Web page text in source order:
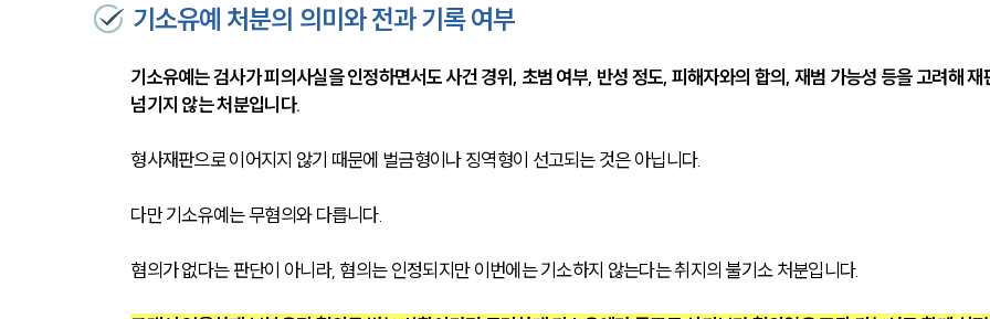
기소유예 처분의 의미와 전과 기록 여부
기소유예는 검사가 피의사실을 인정하면서도 사건 경위, 초범 여부, 반성 정도, 피해자와의 합의, 재범 가능성 등을 고려해 재
넘기지 않는 처분입니다.
형사재판으로 이어지지 않기 때문에 벌금형이나 징역형이 선고되는 것은 아닙니다.
다만 기소유예는 무혐의와 다릅니다.
혐의가 없다는 판단이 아니라, 혐의는 인정되지만 이번에는 기소하지 않는다는 취지의 불기소 처분입니다.